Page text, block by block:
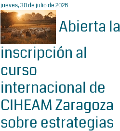
jueves, 30 de julio de 2026
Abierta la
inscripción al
curso
internacional de
CIHEAM Zaragoza
sobre estrategias